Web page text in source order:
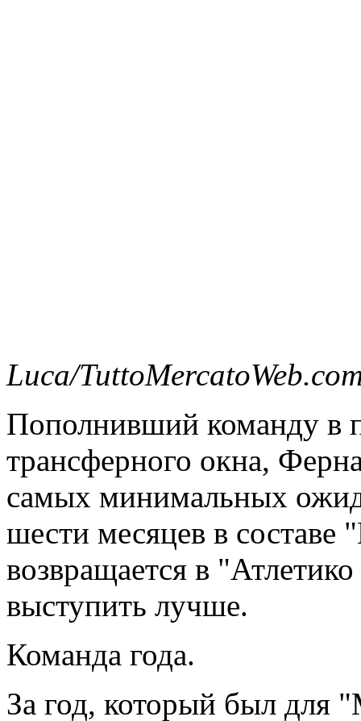
Luca/
Пополнивший команду в
трансферного окна,
самых минимальных
шести месяцев в составе
возвращается в
выступить лучше.
Команда года.
За год, который был для